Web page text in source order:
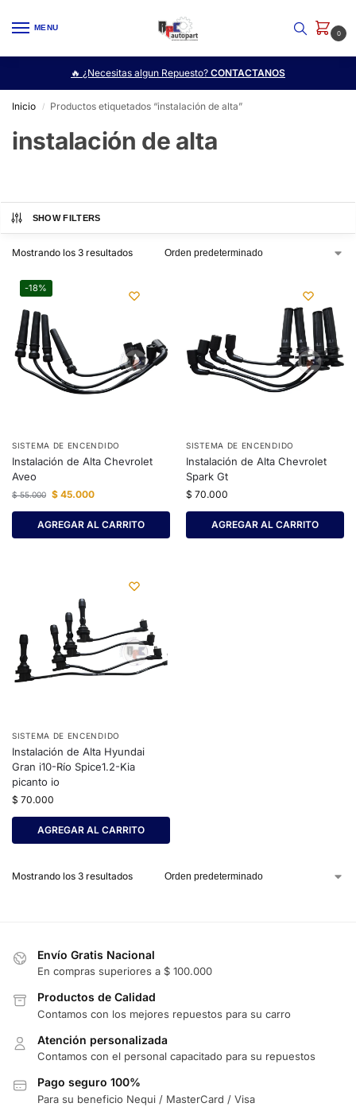
MENU
0
🔥 ¿Necesitas algun Repuesto? CONTACTANOS
Inicio / Productos etiquetados “instalación de alta”
instalación de alta
SHOW FILTERS
Mostrando los 3 resultados
-18%
SISTEMA DE ENCENDIDO
Instalación de Alta Chevrolet
Aveo
$55.000 $ 45.000
AGREGAR AL CARRITO
SISTEMA DE ENCENDIDO
Instalación de Alta Chevrolet
Spark Gt
$ 70.000
AGREGAR AL CARRITO
SISTEMA DE ENCENDIDO
Instalación de Alta Hyundai
Gran i10-Río Spice1.2-Kia
picanto io
$ 70.000
AGREGAR AL CARRITO
Mostrando los 3 resultados
Envío Gratis Nacional
En compras superiores a $ 100.000
Productos de Calidad
Contamos con los mejores repuestos para su carro
Atención personalizada
Contamos con el personal capacitado para su repuestos
Pago seguro 100%
Para su beneficio Nequi / MasterCard / Visa